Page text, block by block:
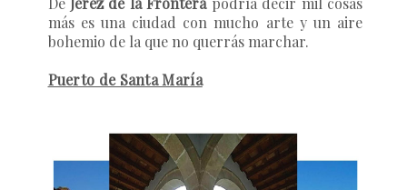
más es una ciudad con mucho arte y un aire
bohemio de la que no querrás marchar.
Puerto de Santa María